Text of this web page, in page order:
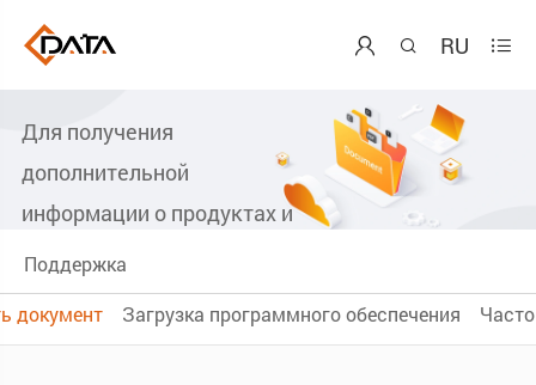
  RU 
Скачать документ
Для получения
дополнительной
информации о продуктах и
решениях.
Поддержка
документ
Загрузка программного обеспечения